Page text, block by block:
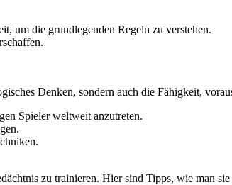
um die grundlegenden Regeln zu verstehen.
Denken, sondern auch die Fähigkeit,
Spieler weltweit anzutreten.
zu trainieren. Hier sind Tipps, wie man